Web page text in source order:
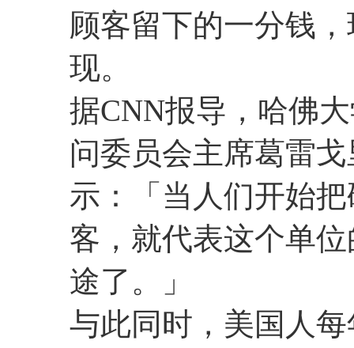
顾客留下的一分钱
现。
据CNN报导，哈佛
问委员会主席葛雷
示：「当人们开始
客，就代表这个单
途了。」
与此同时，美国人